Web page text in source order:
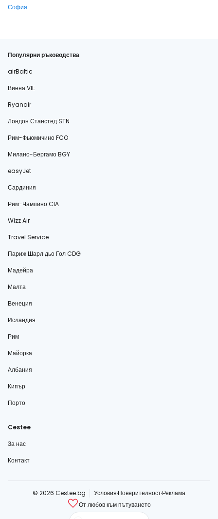
София
Популярни ръководства
airBaltic
Виена VIE
Ryanair
Лондон Станстед STN
Рим-Фьюмичино FCO
Милано-Бергамо BGY
easyJet
Сардиния
Рим-Чампино CIA
Wizz Air
Travel Service
Париж Шарл дьо Гол CDG
Мадейра
Малта
Венеция
Исландия
Рим
Майорка
Албания
Кипър
Порто
Cestee
За нас
Контакт
© 2026 Cestee.bg Условия ПоверителностРеклама
От любов към пътуването
cestee.com